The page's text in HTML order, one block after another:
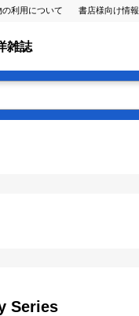
利用について 書店様向け情報
雑誌
Series